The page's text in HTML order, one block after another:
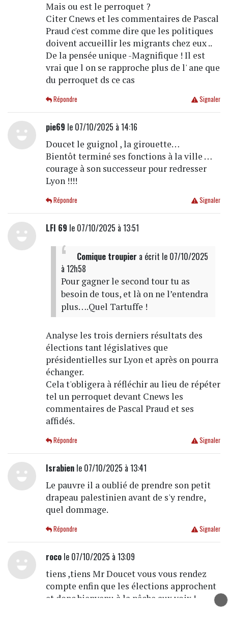
Mais ou est le perroquet ?
Citer Cnews et les commentaires de Pascal
Praud c'est comme dire que les politiques
doivent accueillir les migrants chez eux ..
De la pensée unique -Magnifique ! Il est
vrai que l on se rapproche plus de l' ane que
du perroquet ds ce cas
Signaler
Répondre
pie69 le 07/10/2025 à 14:16
Doucet le guignol , la girouette…
Bientôt terminé ses fonctions à la ville …
courage à son successeur pour redresser
Lyon !!!!
Signaler
Répondre
LFI 69 le 07/10/2025 à 13:51
Comique troupier a écrit le 07/10/2025
à 12h58
Pour gagner le second tour tu as
besoin de tous, et là on ne l’entendra
plus….Quel Tartuffe !
Analyse les trois derniers résultats des
élections tant législatives que
présidentielles sur Lyon et après on pourra
échanger.
Cela t'obligera à réfléchir au lieu de répéter
tel un perroquet devant Cnews les
commentaires de Pascal Praud et ses
affidés.
Signaler
Répondre
Israbienle 07/10/2025 à 13:41
Le pauvre il a oublié de prendre son petit
drapeau palestinien avant de s'y rendre,
quel dommage.
Signaler
Répondre
rocole 07/10/2025 à 13:09
tiens ,tiens Mr Doucet vous vous rendez
compte enfin que les élections approchent
et donc bienvenu à la pêche aux voix !